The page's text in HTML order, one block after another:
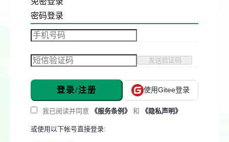
密码登录
发送验证码
登录/注册 使用Gitee登录
我已阅读并同意 《服务条例》 和 《隐私声明》
或使用以下帐号直接登录: